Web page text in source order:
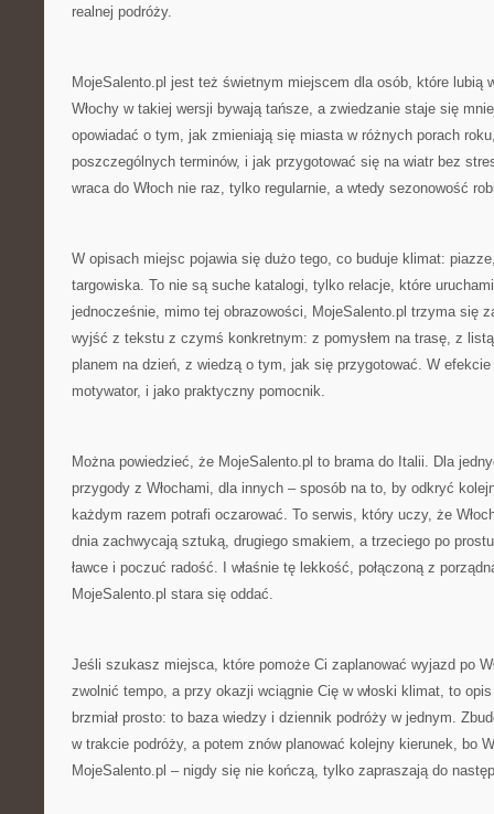
realnej podróży.
MojeSalento.pl jest też świetnym miejscem dla osób, które lubią
Włochy w takiej wersji bywają tańsze, a zwiedzanie staje się
opowiadać o tym, jak zmieniają się miasta w różnych porach
poszczególnych terminów, i jak przygotować się na wiatr bez
wraca do Włoch nie raz, tylko regularnie, a wtedy sezonowość
W opisach miejsc pojawia się dużo tego, co buduje klimat:
targowiska. To nie są suche katalogi, tylko relacje, które
jednocześnie, mimo tej obrazowości, MojeSalento.pl trzyma się
wyjść z tekstu z czymś konkretnym: z pomysłem na trasę, z
planem na dzień, z wiedzą o tym, jak się przygotować. W efekcie
motywator, i jako praktyczny pomocnik.
Można powiedzieć, że MojeSalento.pl to brama do Italii. Dla
przygody z Włochami, dla innych – sposób na to, by odkryć
każdym razem potrafi oczarować. To serwis, który uczy, że
dnia zachwycają sztuką, drugiego smakiem, a trzeciego po
ławce i poczuć radość. I właśnie tę lekkość, połączoną z
MojeSalento.pl stara się oddać.
Jeśli szukasz miejsca, które pomoże Ci zaplanować wyjazd po
zwolnić tempo, a przy okazji wciągnie Cię w włoski klimat, to
brzmiał prosto: to baza wiedzy i dziennik podróży w jednym.
w trakcie podróży, a potem znów planować kolejny kierunek, bo
MojeSalento.pl – nigdy się nie kończą, tylko zapraszają do